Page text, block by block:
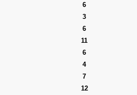
6
3
6
11
6
4
7
12